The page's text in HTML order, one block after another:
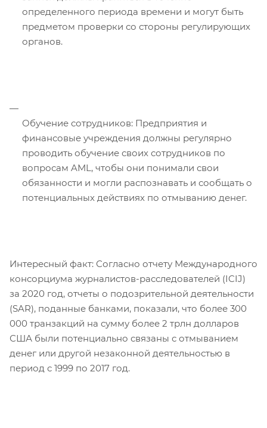
определенного периода времени и могут быть
предметом проверки со стороны регулирующих
органов.
Обучение сотрудников: Предприятия и
финансовые учреждения должны регулярно
проводить обучение своих сотрудников по
вопросам AML, чтобы они понимали свои
обязанности и могли распознавать и сообщать о
потенциальных действиях по отмыванию денег.
Интересный факт: Согласно отчету Международного
консорциума журналистов-расследователей (ICIJ)
за 2020 год, отчеты о подозрительной деятельности
(SAR), поданные банками, показали, что более 300
000 транзакций на сумму более 2 трлн долларов
США были потенциально связаны с отмыванием
денег или другой незаконной деятельностью в
период с 1999 по 2017 год.